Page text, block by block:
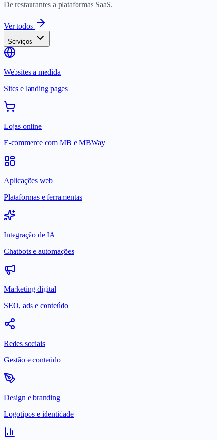
De restaurantes a plataformas SaaS.
Ver todos
Serviços
Websites a medida
Sites e landing pages
Lojas online
E-commerce com MB e MBWay
Aplicações web
Plataformas e ferramentas
Integração de IA
Chatbots e automações
Marketing digital
SEO, ads e conteúdo
Redes sociais
Gestão e conteúdo
Design e branding
Logotipos e identidade